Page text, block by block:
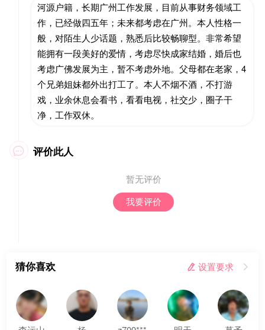
河源户籍，长期广州工作发展，目前从事财务领域工
作，已经做四五年；未来都考虑在广州。本人性格一
般，对陌生人少话题，熟悉后比较畅聊型。非常希望
能拥有一段美好的爱情，考虑尽快成家结婚，婚后也
考虑广佛发展为主，暂不考虑外地。父母都在老家，4
个兄弟姐妹都外出打工了。本人不烟不酒，不打游
戏，业余休息会看书，看看电视，社交少，圈子干
净，工作双休。
 评价此人
暂无评价
我要评价
猜你喜欢  设置要求 